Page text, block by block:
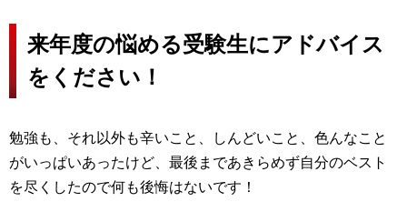
来年度の悩める受験生にアドバイス
をください！
勉強も、それ以外も辛いこと、しんどいこと、色んなこと
がいっぱいあったけど、最後まであきらめず自分のベスト
を尽くしたので何も後悔はないです！